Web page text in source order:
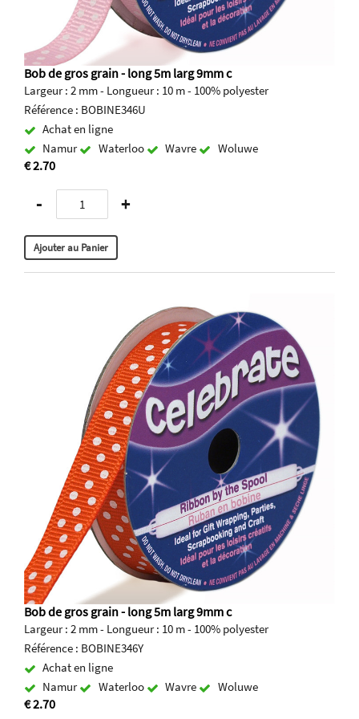
Bob de gros grain - long 5m larg 9mm c
Largeur : 2 mm - Longueur : 10 m - 100% polyester
Référence : BOBINE346U
Achat en ligne
Namur
Waterloo Wavre Woluwe
€ 2.70
- +
Bob de gros grain - long 5m larg 9mm c
Largeur : 2 mm - Longueur : 10 m - 100% polyester
Référence : BOBINE346Y
Achat en ligne
Namur
Waterloo Wavre Woluwe
€ 2.70